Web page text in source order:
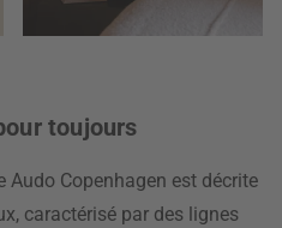
toujours
Audo Copenhagen est décrite
caractérisé par des lignes